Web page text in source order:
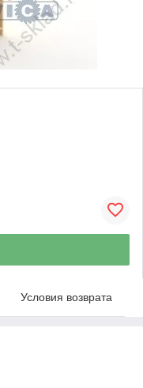
Условия возврата